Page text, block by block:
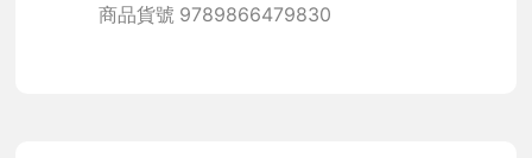
商品貨號 9789866479830